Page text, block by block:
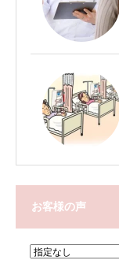
お客様の声